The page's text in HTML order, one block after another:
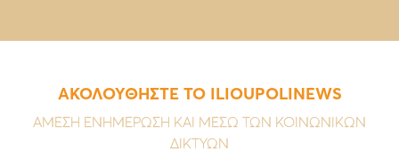
ΑΚΟΛΟΥΘΗΣΤΕ ΤΟ ILIOUPOLINEWS
ΑΜΕΣΗ ΕΝΗΜΕΡΩΣΗ ΚΑΙ ΜΕΣΩ ΤΩΝ ΚΟΙΝΩΝΙΚΩΝ
ΔΙΚΤΥΩΝ